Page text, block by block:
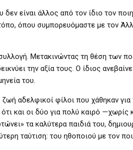
είναι άλλος από τον ίδιο τον
όπου συμπορευόμαστε με τον
Μετακινώντας τη θέση των
την αξία τους. Ο ίδιος
του.
αδελφικοί φίλοι που χάθηκαν για
και οι δύο για πολύ καιρό —χωρίς
τα καλύτερα παιδιά του,
ταύτιση: του ηθοποιού με τον